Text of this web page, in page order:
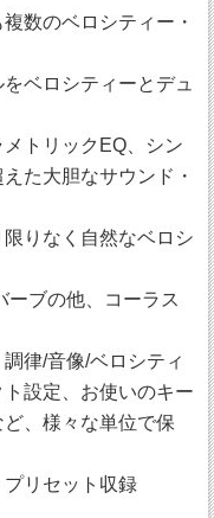
数のベロシティー・
ベロシティーとデュ
トリックEQ、シン
た大胆なサウンド・
りなく自然なベロシ
ーブの他、コーラス
律/音像/ベロシティ
設定、お使いのキー
、様々な単位で保
プリセット収録